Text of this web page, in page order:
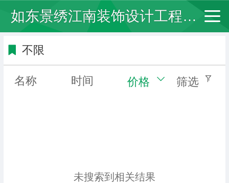
如东景绣江南装饰设计工程有限公司
不限
名称 时间 价格 筛选
未搜索到相关结果